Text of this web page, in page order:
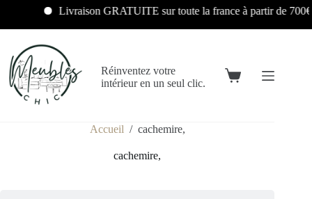
Livraison GRATUITE sur toute la france à partir de 700€
Réinventez votre
intérieur en un seul clic.
Accueil / cachemire,
cachemire,